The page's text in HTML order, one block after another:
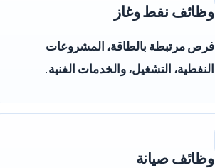
وظائف نفط وغاز
فرص مرتبطة بالطاقة، المشروعات
النفطية، التشغيل، والخدمات الفنية.
وظائف صيانة